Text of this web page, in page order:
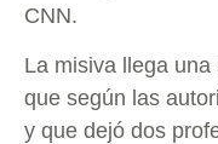
CNN.
La misiva llega
que según las
y que dejó dos